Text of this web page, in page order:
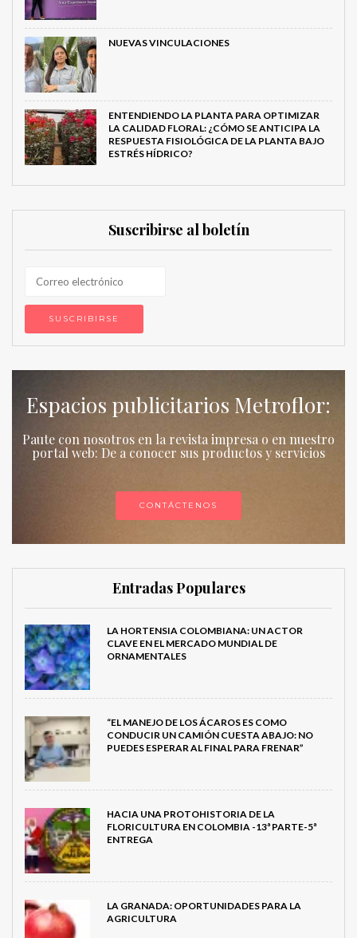
NUEVAS VINCULACIONES
ENTENDIENDO LA PLANTA PARA OPTIMIZAR
LA CALIDAD FLORAL: ¿CÓMO SE ANTICIPA LA
RESPUESTA FISIOLÓGICA DE LA PLANTA BAJO
ESTRÉS HÍDRICO?
Suscribirse al boletín
Espacios publicitarios Metroflor:
Paute con nosotros en la revista impresa o en nuestro
portal web: De a conocer sus productos y servicios
CONTÁCTENOS
Entradas Populares
LA HORTENSIA COLOMBIANA: UN ACTOR
CLAVE EN EL MERCADO MUNDIAL DE
ORNAMENTALES
“EL MANEJO DE LOS ÁCAROS ES COMO
CONDUCIR UN CAMIÓN CUESTA ABAJO: NO
PUEDES ESPERAR AL FINAL PARA FRENAR”
HACIA UNA PROTOHISTORIA DE LA
FLORICULTURA EN COLOMBIA -13ª PARTE-5ª
ENTREGA
LA GRANADA: OPORTUNIDADES PARA LA
AGRICULTURA